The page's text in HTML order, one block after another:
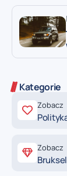
Kategorie
Zobacz
Zobacz